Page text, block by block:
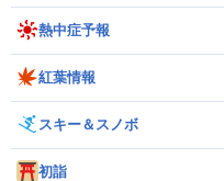
熱中症予報
紅葉情報
スキー＆スノボ
初詣